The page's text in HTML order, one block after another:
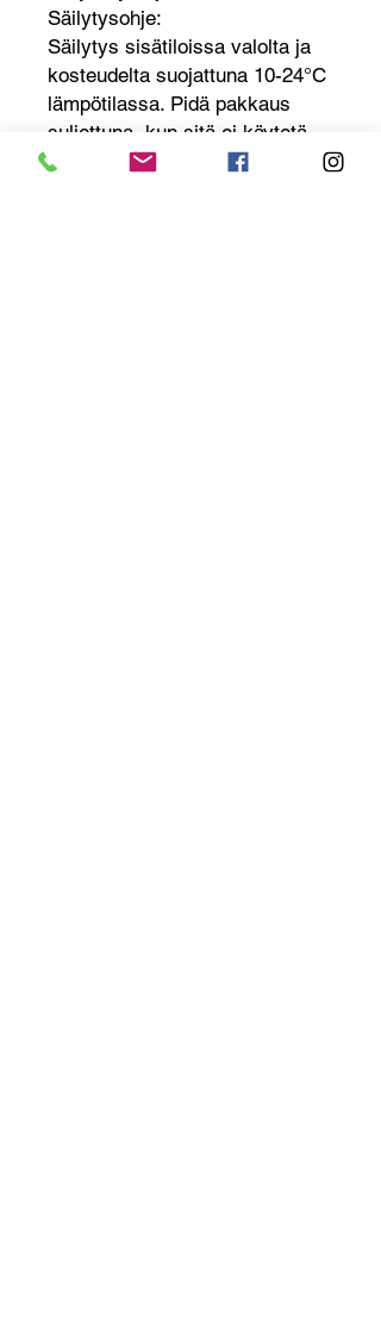
Säilytysohje:
Säilytys sisätiloissa valolta ja
kosteudelta suojattuna 10-24°C
lämpötilassa. Pidä pakkaus
suljettuna, kun sitä ei käytetä.
Tuotteen lisätiedot